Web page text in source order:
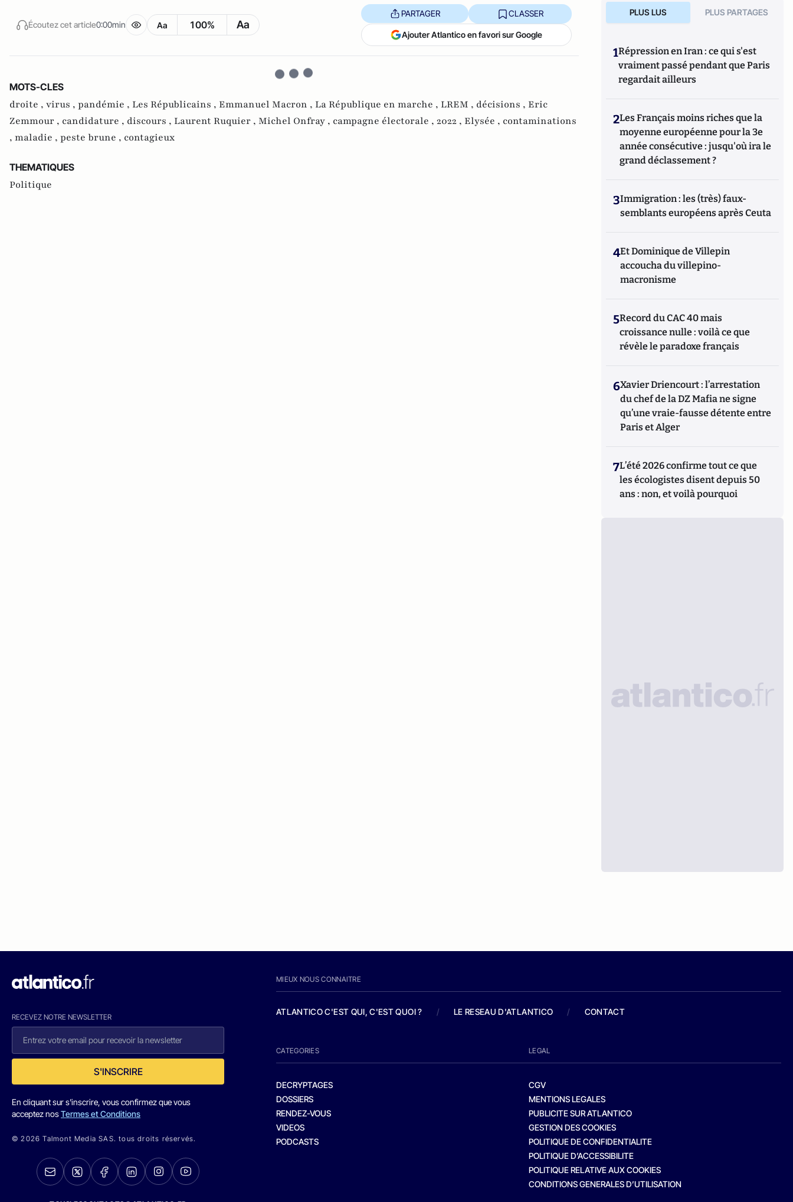
Écoutez cet article0:00min Aa 100% Aa
PARTAGER CLASSER
Ajouter Atlantico en favori sur Google
MOTS-CLES
droite , virus , pandémie , Les Républicains , Emmanuel Macron , La République en marche , LREM , décisions , Eric
Zemmour , candidature , discours , Laurent Ruquier , Michel Onfray , campagne électorale , 2022 , Elysée , contaminations
, maladie , peste brune , contagieux
THEMATIQUES
Politique
PLUS LUS PLUS PARTAGES
1Répression en Iran : ce qui s'est
vraiment passé pendant que Paris
regardait ailleurs
2Les Français moins riches que la
moyenne européenne pour la 3e
année consécutive : jusqu'où ira le
grand déclassement ?
3Immigration : les (très) faux-
semblants européens après Ceuta
4Et Dominique de Villepin
accoucha du villepino-
macronisme
5Record du CAC 40 mais
croissance nulle : voilà ce que
révèle le paradoxe français
6Xavier Driencourt : l’arrestation
du chef de la DZ Mafia ne signe
qu’une vraie-fausse détente entre
Paris et Alger
7L’été 2026 confirme tout ce que
les écologistes disent depuis 50
ans : non, et voilà pourquoi
RECEVEZ NOTRE NEWSLETTER
S'INSCRIRE
En cliquant sur s'inscrire, vous confirmez que vous
acceptez nosTermes et Conditions
© 2026 Talmont Media SAS. tous droits réservés.
MIEUX NOUS CONNAITRE
ATLANTICO C'EST QUI, C'EST QUOI ? / LE RESEAU D'ATLANTICO / CONTACT
CATEGORIES
DECRYPTAGES
DOSSIERS
RENDEZ-VOUS
VIDEOS
PODCASTS
LEGAL
CGV
MENTIONS LEGALES
PUBLICITE SUR ATLANTICO
GESTION DES COOKIES
POLITIQUE DE CONFIDENTIALITE
POLITIQUE D’ACCESSIBILITE
POLITIQUE RELATIVE AUX COOKIES
CONDITIONS GENERALES D’UTILISATION